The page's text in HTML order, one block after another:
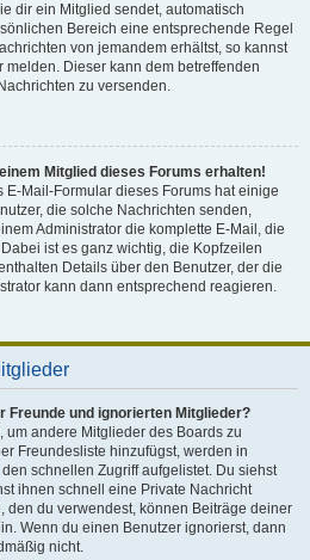
dir ein Mitglied sendet, automatisch
Bereich eine entsprechende Regel
von jemandem erhältst, so kannst
Dieser kann dem betreffenden
zu versenden.
Mitglied dieses Forums erhalten!
E-Mail-Formular dieses Forums hat einige
die solche Nachrichten senden,
Administrator die komplette E-Mail, die
ist es ganz wichtig, die Kopfzeilen
Details über den Benutzer, der die
kann dann entsprechend reagieren.
Freunde und ignorierten Mitglieder?
um andere Mitglieder des Boards zu
Freundesliste hinzufügst, werden in
schnellen Zugriff aufgelistet. Du siehst
ihnen schnell eine Private Nachricht
den du verwendest, können Beiträge deiner
Wenn du einen Benutzer ignorierst, dann
nicht.